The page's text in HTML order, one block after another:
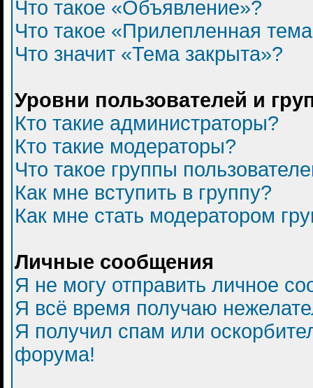
Что такое «Объявление»?
Что такое «Прилепленная
Что значит «Тема закрыта»?
Уровни пользователей и
Кто такие администраторы?
Кто такие модераторы?
Что такое группы
Как мне вступить в группу?
Как мне стать модератором
Личные сообщения
Я не могу отправить личное
Я всё время получаю
Я получил спам или
форума!